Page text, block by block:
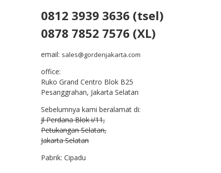
0812 3939 3636 (tsel)
0878 7852 7576 (XL)
email: sales@gordenjakarta.com
office:
Ruko Grand Centro Blok B25
Pesanggrahan, Jakarta Selatan
Sebelumnya kami beralamat di:
Jl Perdana Blok i/11,
Petukangan Selatan,
Jakarta Selatan
Pabrik: Cipadu